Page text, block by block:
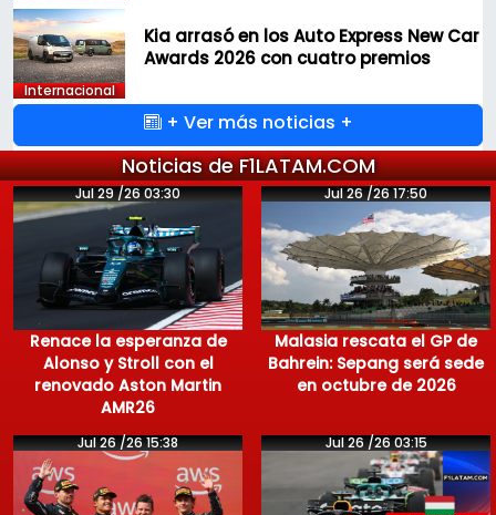
Internacional
Kia arrasó en los Auto Express New Car
Awards 2026 con cuatro premios
+ Ver más noticias +
Noticias de F1LATAM.COM
Jul 29 /26 03:30
Renace la esperanza de
Alonso y Stroll con el
renovado Aston Martin
AMR26
Jul 26 /26 17:50
Malasia rescata el GP de
Bahrein: Sepang será sede
en octubre de 2026
Jul 26 /26 15:38 Jul 26 /26 03:15